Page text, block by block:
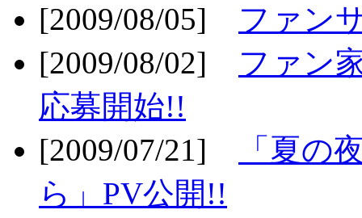
[2009/08/05] ファン
[2009/08/02] ファン
応募開始!!
[2009/07/21]
「夏の
ら」PV公開!!